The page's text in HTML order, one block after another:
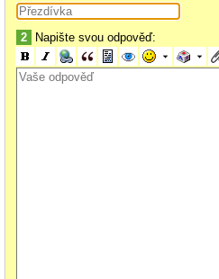
2 Napište svou odpověď: